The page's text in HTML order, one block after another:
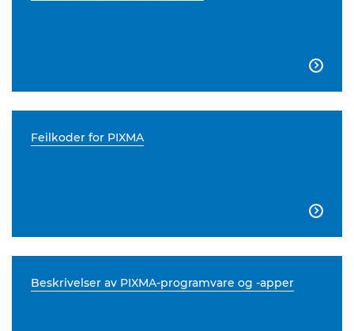

Feilkoder for PIXMA

Beskrivelser av PIXMA-programvare og -apper